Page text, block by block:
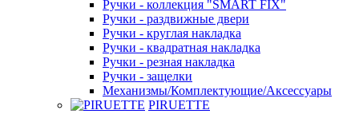
Ручки - коллекция "SMART FIX"
Ручки - раздвижные двери
Ручки - круглая накладка
Ручки - квадратная накладка
Ручки - резная накладка
Ручки - защелки
Механизмы/Комплектующие/Аксессуары
PIRUETTE